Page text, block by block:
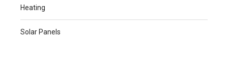
Heating
Solar Panels